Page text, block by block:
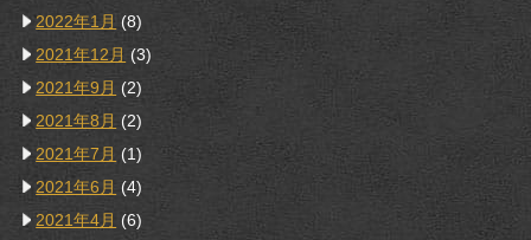
2022年1月 (8)
2021年12月 (3)
2021年9月 (2)
2021年8月 (2)
2021年7月 (1)
2021年6月 (4)
2021年4月 (6)